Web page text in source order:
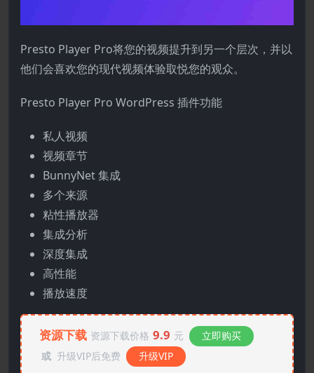
Presto Player Pro将您的视频提升到另一个层次，并以
他们会喜欢您的现代视频体验取悦您的观众。
Presto Player Pro WordPress 插件功能
私人视频
视频章节
BunnyNet 集成
多个来源
粘性播放器
集成分析
深度集成
高性能
播放速度
资源下载 资源下载价格 9.9 元
立即购买
或 升级VIP后免费 升级VIP